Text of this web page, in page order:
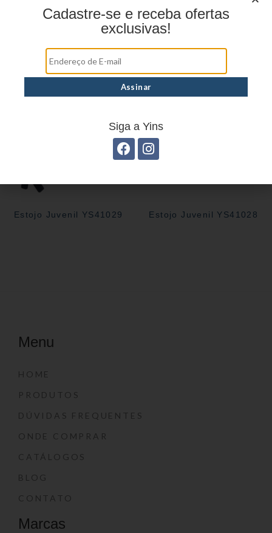
Estojo Juvenil YS41029 Estojo Juvenil YS41028
Menu
HOME
PRODUTOS
DÚVIDAS FREQUENTES
ONDE COMPRAR
CATÁLOGOS
BLOG
CONTATO
Marcas
Cadastre-se e receba ofertas
exclusivas!
Siga a Yins